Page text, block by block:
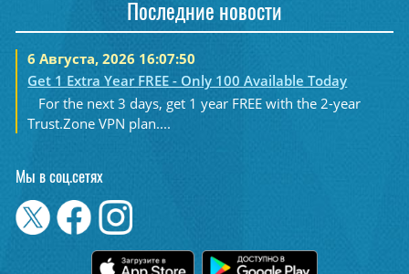
Последние новости
6 Августа, 2026 16:07:50
Get 1 Extra Year FREE - Only 100 Available Today
For the next 3 days, get 1 year FREE with the 2-year
Trust.Zone VPN plan....
Мы в соц.сетях